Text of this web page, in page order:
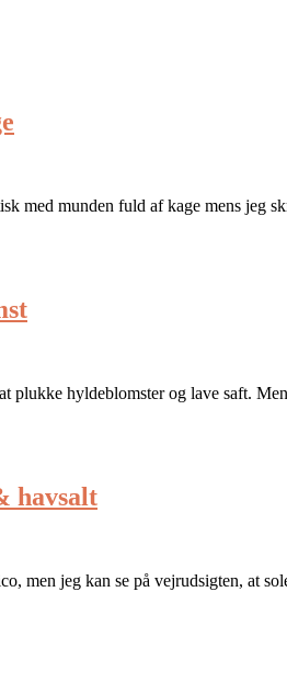
med munden fuld af kage mens
plukke hyldeblomster og lave saft.
havsalt
men jeg kan se på vejrudsigten, at